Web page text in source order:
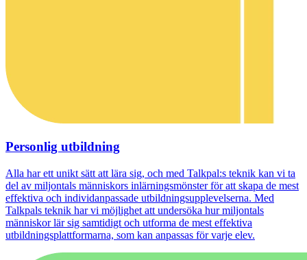
Personlig utbildning
Alla har ett unikt sätt att lära sig, och med Talkpal:s teknik kan vi ta
del av miljontals människors inlärningsmönster för att skapa de mest
effektiva och individanpassade utbildningsupplevelserna. Med
Talkpals teknik har vi möjlighet att undersöka hur miljontals
människor lär sig samtidigt och utforma de mest effektiva
utbildningsplattformarna, som kan anpassas för varje elev.